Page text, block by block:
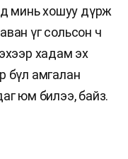
минь хошуу дүрж
үг сольсон ч
хадам эх
бүл амгалан
юм билээ, байз.